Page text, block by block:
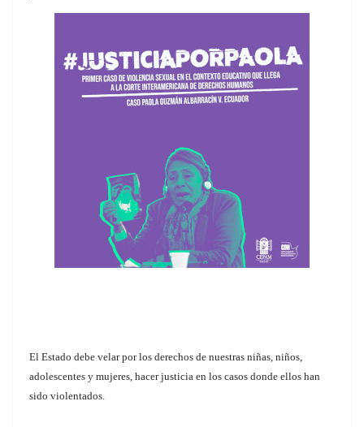
El Estado debe velar por los derechos de nuestras niñas, niños,
adolescentes y mujeres, hacer justicia en los casos donde ellos han
sido violentados.